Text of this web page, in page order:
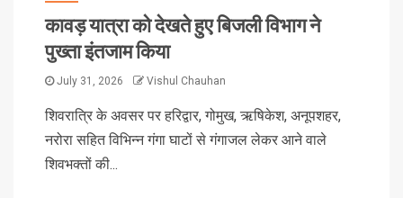
कावड़ यात्रा को देखते हुए बिजली विभाग ने
पुख्ता इंतजाम किया
July 31, 2026 Vishul Chauhan
शिवरात्रि के अवसर पर हरिद्वार, गोमुख, ऋषिकेश, अनूपशहर,
नरोरा सहित विभिन्न गंगा घाटों से गंगाजल लेकर आने वाले
शिवभक्तों की...